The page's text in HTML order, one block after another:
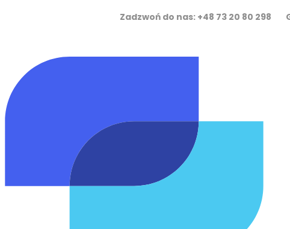
Zadzwoń do nas: +48 73 20 80